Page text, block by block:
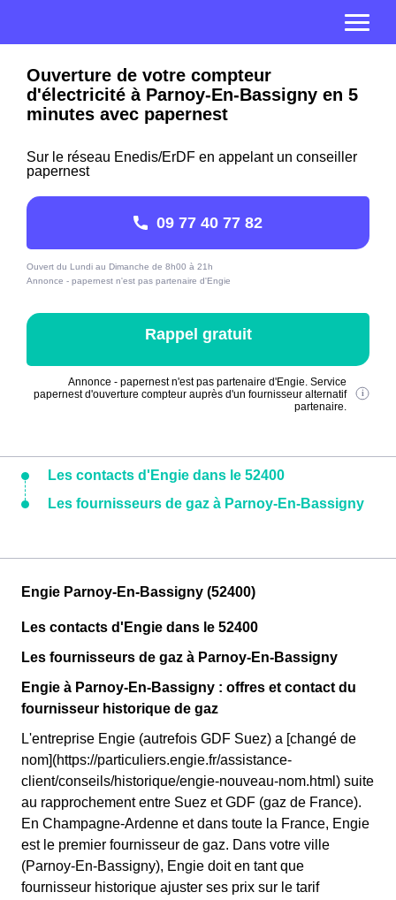
Ouverture de votre compteur
d'électricité à Parnoy-En-Bassigny en 5
minutes avec papernest
Sur le réseau Enedis/ErDF en appelant un conseiller
papernest
09 77 40 77 82
Ouvert du Lundi au Dimanche de 8h00 à 21h
Annonce - papernest n'est pas partenaire d'Engie
Rappel gratuit
Annonce - papernest n'est pas partenaire d'Engie. Service
papernest d'ouverture compteur auprès d'un fournisseur alternatif
partenaire.
Les contacts d'Engie dans le 52400
Les fournisseurs de gaz à Parnoy-En-Bassigny
Engie Parnoy-En-Bassigny (52400)
Les contacts d'Engie dans le 52400
Les fournisseurs de gaz à Parnoy-En-Bassigny
Engie à Parnoy-En-Bassigny : offres et contact du
fournisseur historique de gaz
L'entreprise Engie (autrefois GDF Suez) a [changé de
nom](https://particuliers.engie.fr/assistance-
client/conseils/historique/engie-nouveau-nom.html) suite
au rapprochement entre Suez et GDF (gaz de France).
En Champagne-Ardenne et dans toute la France, Engie
est le premier fournisseur de gaz. Dans votre ville
(Parnoy-En-Bassigny), Engie doit en tant que
fournisseur historique ajuster ses prix sur le tarif